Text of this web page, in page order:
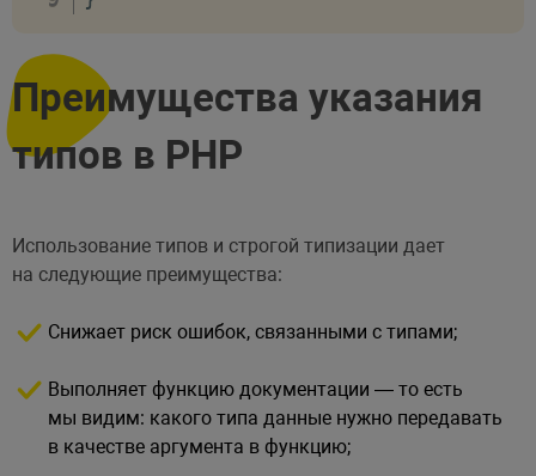
Преимущества указания
типов в PHP
Использование типов и строгой типизации дает
на следующие преимущества:
Снижает риск ошибок, связанными с типами;
Выполняет функцию документации — то есть
мы видим: какого типа данные нужно передавать
в качестве аргумента в функцию;